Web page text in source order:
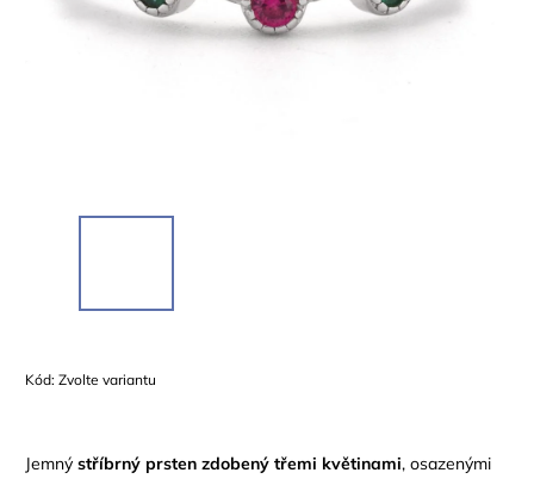
Kód: Zvolte variantu
Jemný stříbrný prsten zdobený třemi květinami, osazenými